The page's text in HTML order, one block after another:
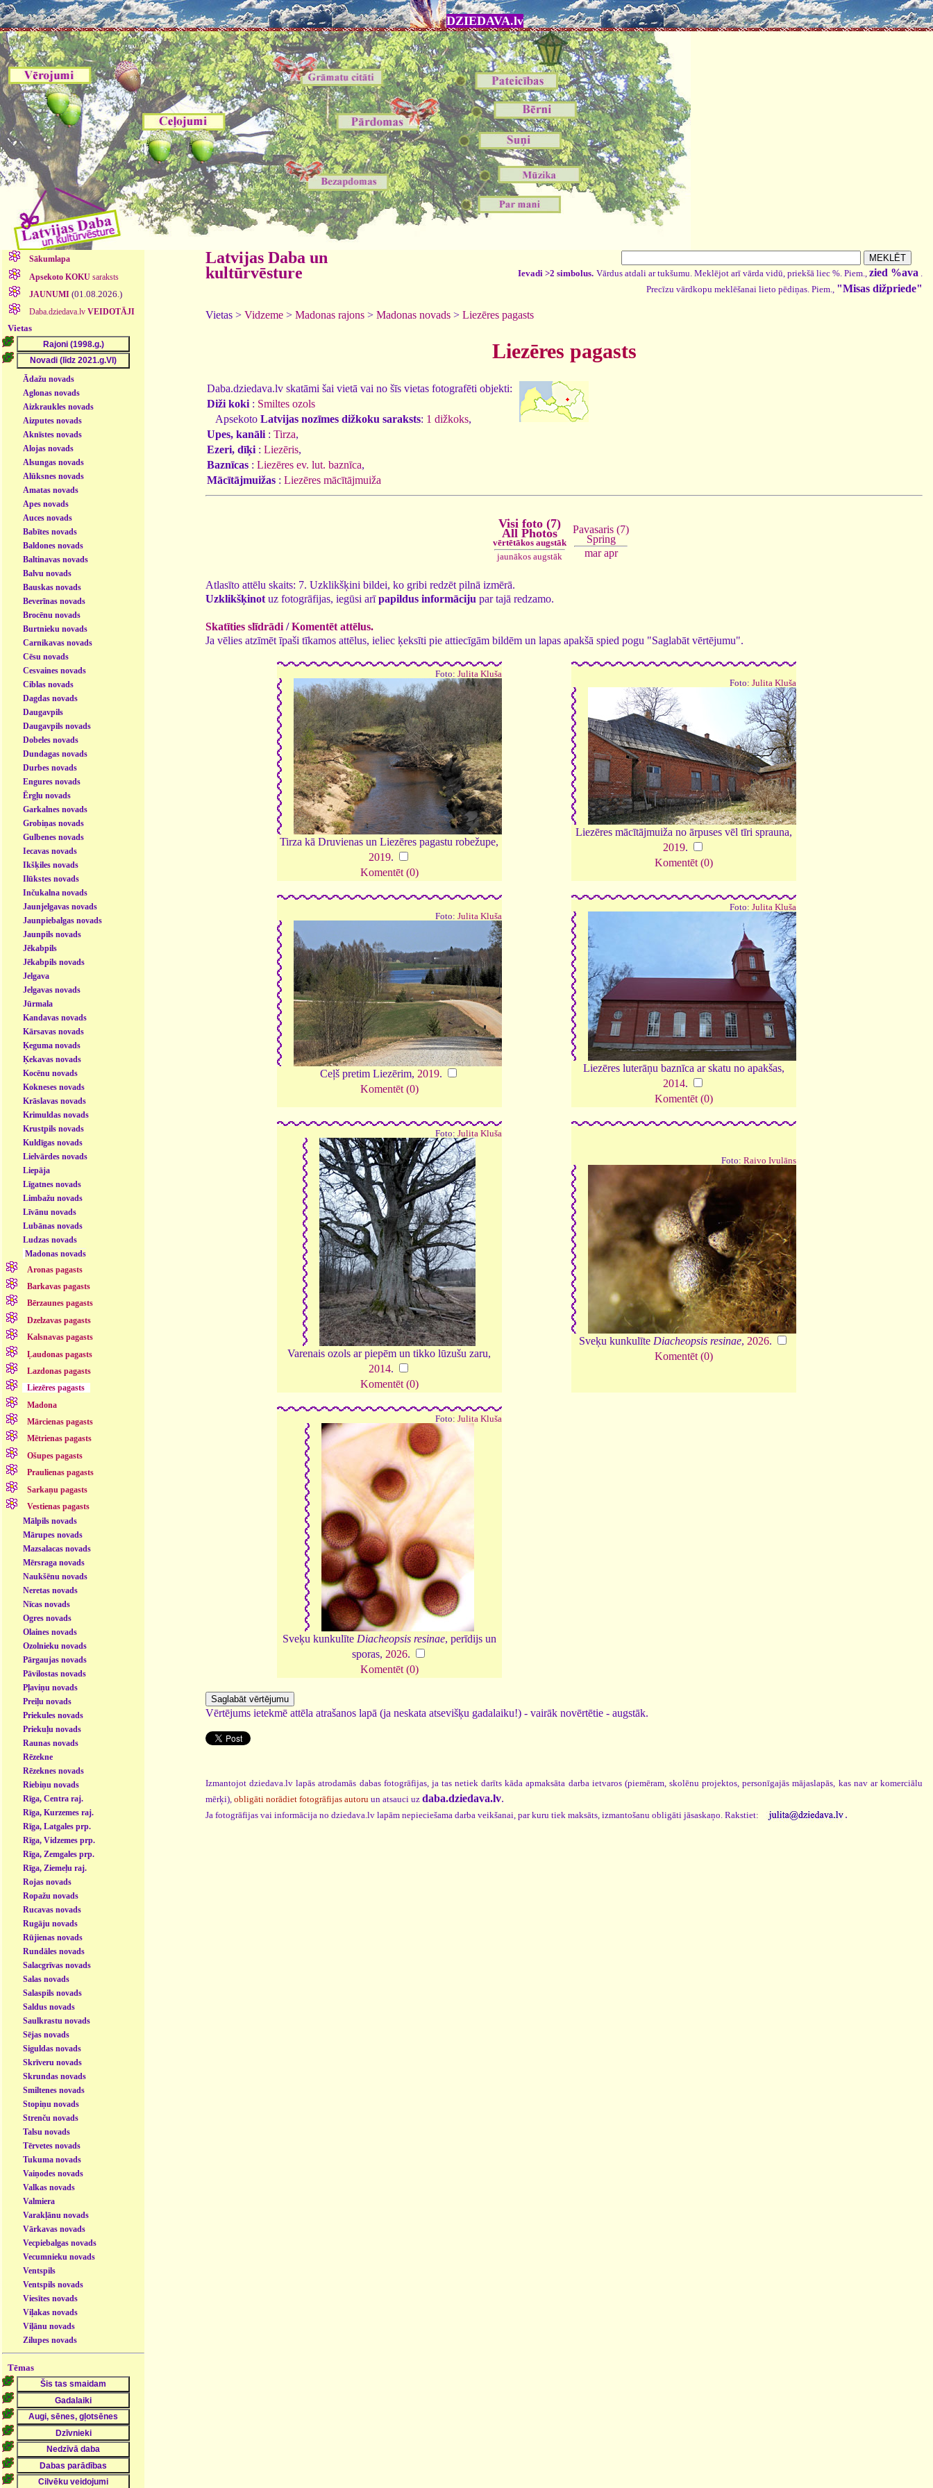
DZIEDAVA.lv
Sākumlapa
Apsekoto KOKUsaraksts
JAUNUMI (01.08.2026.)
Daba.dziedava.lv VEIDOTĀJI
Vietas
Ādažu novads
Aglonas novads
Aizkraukles novads
Aizputes novads
Aknīstes novads
Alojas novads
Alsungas novads
Alūksnes novads
Amatas novads
Apes novads
Auces novads
Babītes novads
Baldones novads
Baltinavas novads
Balvu novads
Bauskas novads
Beverīnas novads
Brocēnu novads
Burtnieku novads
Carnikavas novads
Cēsu novads
Cesvaines novads
Ciblas novads
Dagdas novads
Daugavpils
Daugavpils novads
Dobeles novads
Dundagas novads
Durbes novads
Engures novads
Ērgļu novads
Garkalnes novads
Grobiņas novads
Gulbenes novads
Iecavas novads
Ikšķiles novads
Ilūkstes novads
Inčukalna novads
Jaunjelgavas novads
Jaunpiebalgas novads
Jaunpils novads
Jēkabpils
Jēkabpils novads
Jelgava
Jelgavas novads
Jūrmala
Kandavas novads
Kārsavas novads
Ķeguma novads
Ķekavas novads
Kocēnu novads
Kokneses novads
Krāslavas novads
Krimuldas novads
Krustpils novads
Kuldīgas novads
Lielvārdes novads
Liepāja
Līgatnes novads
Limbažu novads
Līvānu novads
Lubānas novads
Ludzas novads
Madonas novads
Aronas pagasts
Barkavas pagasts
Bērzaunes pagasts
Dzelzavas pagasts
Kalsnavas pagasts
Ļaudonas pagasts
Lazdonas pagasts
Liezēres pagasts
Madona
Mārcienas pagasts
Mētrienas pagasts
Ošupes pagasts
Praulienas pagasts
Sarkaņu pagasts
Vestienas pagasts
Mālpils novads
Mārupes novads
Mazsalacas novads
Mērsraga novads
Naukšēnu novads
Neretas novads
Nīcas novads
Ogres novads
Olaines novads
Ozolnieku novads
Pārgaujas novads
Pāvilostas novads
Pļaviņu novads
Preiļu novads
Priekules novads
Priekuļu novads
Raunas novads
Rēzekne
Rēzeknes novads
Riebiņu novads
Rīga, Centra raj.
Rīga, Kurzemes raj.
Rīga, Latgales prp.
Rīga, Vidzemes prp.
Rīga, Zemgales prp.
Rīga, Ziemeļu raj.
Rojas novads
Ropažu novads
Rucavas novads
Rugāju novads
Rūjienas novads
Rundāles novads
Salacgrīvas novads
Salas novads
Salaspils novads
Saldus novads
Saulkrastu novads
Sējas novads
Siguldas novads
Skrīveru novads
Skrundas novads
Smiltenes novads
Stopiņu novads
Strenču novads
Talsu novads
Tērvetes novads
Tukuma novads
Vaiņodes novads
Valkas novads
Valmiera
Varakļānu novads
Vārkavas novads
Vecpiebalgas novads
Vecumnieku novads
Ventspils
Ventspils novads
Viesītes novads
Viļakas novads
Viļānu novads
Zilupes novads
Tēmas
Latvijas Daba un
kultūrvēsture
Ievadi >2 simbolus. Vārdus atdali ar tukšumu. Meklējot arī vārda vidū, priekšā liec %. Piem., zied %ava .
Precīzu vārdkopu meklēšanai lieto pēdiņas. Piem., "Misas dižpriede"
Vietas > Vidzeme > Madonas rajons > Madonas novads > Liezēres pagasts
Liezēres pagasts
Daba.dziedava.lv skatāmi šai vietā vai no šīs vietas fotografēti objekti:
Diži koki : Smiltes ozols
Apsekoto Latvijas nozīmes dižkoku saraksts: 1 dižkoks,
Upes, kanāli : Tirza,
Ezeri, dīķi : Liezēris,
Baznīcas : Liezēres ev. lut. baznīca,
Mācītājmuižas : Liezēres mācītājmuiža
Visi foto (7)
All Photos
vērtētākos augstāk
jaunākos augstāk
Pavasaris (7)
Spring
mar apr
Atlasīto attēlu skaits: 7. Uzklikšķini bildei, ko gribi redzēt pilnā izmērā.
Uzklikšķinot uz fotogrāfijas, iegūsi arīpapildus informāciju par tajā redzamo.
Skatīties slīdrādi /Komentēt attēlus.
Ja vēlies atzīmēt īpaši tīkamos attēlus, ieliec ķeksīti pie attiecīgām bildēm un lapas apakšā spied pogu "Saglabāt vērtējumu".
Foto: Julita Kluša
Tirza kā Druvienas un Liezēres pagastu robežupe,
2019.
Komentēt (0)
Foto: Julita Kluša
Liezēres mācītājmuiža no ārpuses vēl tīri sprauna,
2019.
Komentēt (0)
Foto: Julita Kluša
Ceļš pretim Liezērim, 2019.
Komentēt (0)
Foto: Julita Kluša
Liezēres luterāņu baznīca ar skatu no apakšas,
2014.
Komentēt (0)
Foto: Julita Kluša
Varenais ozols ar piepēm un tikko lūzušu zaru,
2014.
Komentēt (0)
Foto: Raivo Ivulāns
Sveķu kunkulīte Diacheopsis resinae, 2026.
Komentēt (0)
Foto: Julita Kluša
Sveķu kunkulīte Diacheopsis resinae, perīdijs un
sporas, 2026.
Komentēt (0)
Vērtējums ietekmē attēla atrašanos lapā (ja neskata atsevišķu gadalaiku!) - vairāk novērtētie - augstāk.
Izmantojot dziedava.lv lapās atrodamās dabas fotogrāfijas, ja tas netiek darīts kāda apmaksāta darba ietvaros (piemēram, skolēnu projektos, personīgajās mājaslapās, kas nav ar komerciālu
mērķi), obligāti norādiet fotogrāfijas autoru un atsauci uz daba.dziedava.lv.
Ja fotogrāfijas vai informācija no dziedava.lv lapām nepieciešama darba veikšanai, par kuru tiek maksāts, izmantošanu obligāti jāsaskaņo. Rakstiet: .